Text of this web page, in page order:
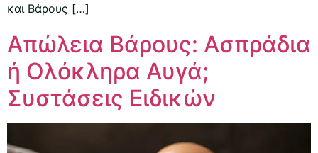
και Βάρους […]
Απώλεια Βάρους: Ασπράδια
ή Ολόκληρα Αυγά;
Συστάσεις Ειδικών